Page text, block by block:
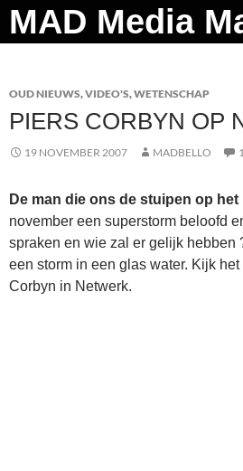
Ga
naar
Zoeken
OUD NIEUWS,VIDEO'S,WETENSCHAP
PIERS CORBYN OP
19 NOVEMBER 2007 MADBELLO
De man die ons de stuipen op het
november een superstorm beloofd
spraken en wie zal er gelijk hebben
een storm in een glas water. Kijk
Corbyn in Netwerk.